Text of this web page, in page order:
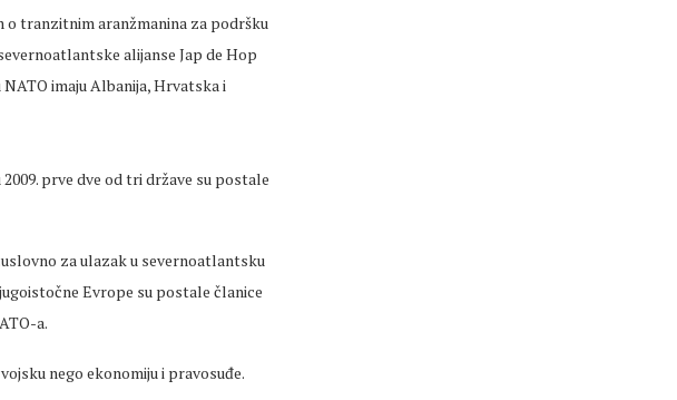
o tranzitnim aranžmanina za podršku
alijanse Jap de Hop
NATO imaju Albanija, Hrvatska i
prve dve od tri države su postale
za ulazak u severnoatlantsku
Evrope su postale članice
a.
nego ekonomiju i pravosuđe.